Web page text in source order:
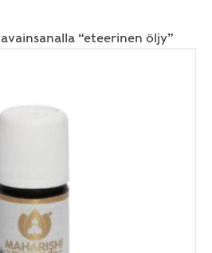
“eteerinen öljy”